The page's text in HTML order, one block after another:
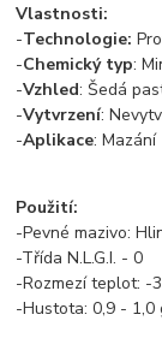
Vlastnosti:
-Technologie:
-Chemický typ:
-Vzhled: Šedá
-Vytvrzení:
-Aplikace: Mazání
Použití:
-Pevné mazivo:
-Třída N.L.G.I. - 0
-Rozmezí teplot: -
-Hustota: 0,9 - 1,0